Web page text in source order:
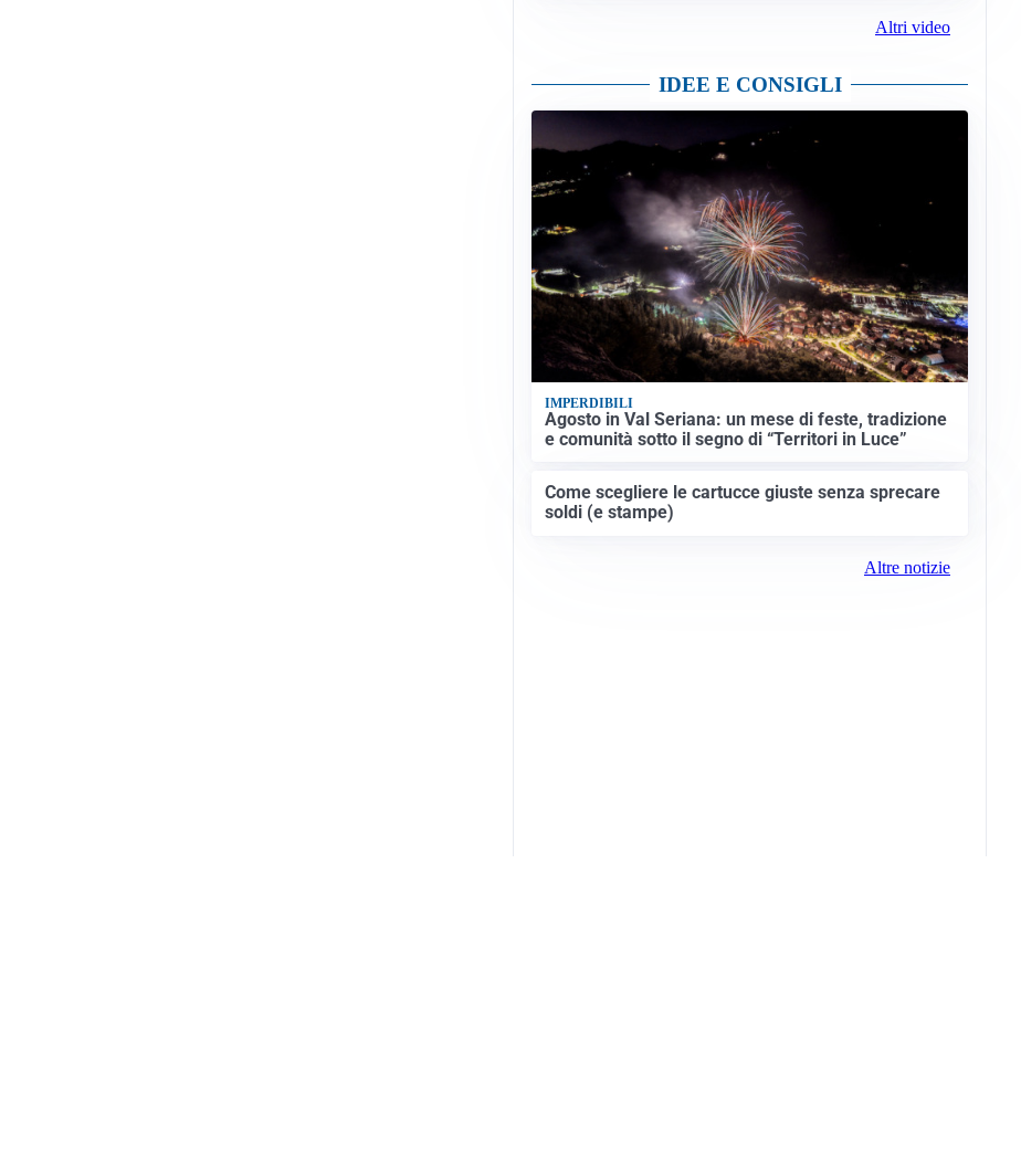
Altri video
IDEE E CONSIGLI
IMPERDIBILI
Agosto in Val Seriana: un mese di feste, tradizione
e comunità sotto il segno di “Territori in Luce”
Come scegliere le cartucce giuste senza sprecare
soldi (e stampe)
Altre notizie